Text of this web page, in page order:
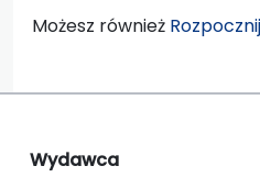
Możesz również
Wydawca